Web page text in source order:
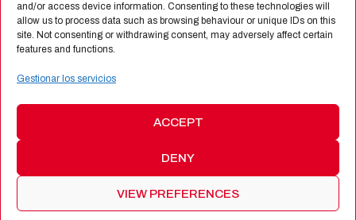
and/or access device information. Consenting to these technologies will
allow us to process data such as browsing behaviour or unique IDs on this
site. Not consenting or withdrawing consent, may adversely affect certain
features and functions.
Gestionar los servicios
ACCEPT
DENY
VIEW PREFERENCES
CERTIFICADA POR
Política de Calidad | Términos y Condiciones de
Productos y Servicios | Web:Bannister Global